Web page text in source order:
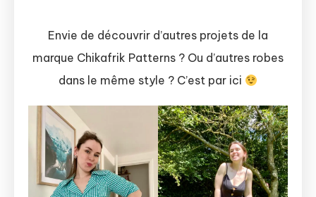
Envie de découvrir d’autres projets de la
marque Chikafrik Patterns ? Ou d’autres robes
dans le même style ? C’est par ici